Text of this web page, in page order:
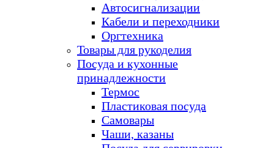
Автосигнализации
Кабели и переходники
Оргтехника
Товары для рукоделия
Посуда и кухонные
принадлежности
Термос
Пластиковая посуда
Самовары
Чаши, казаны